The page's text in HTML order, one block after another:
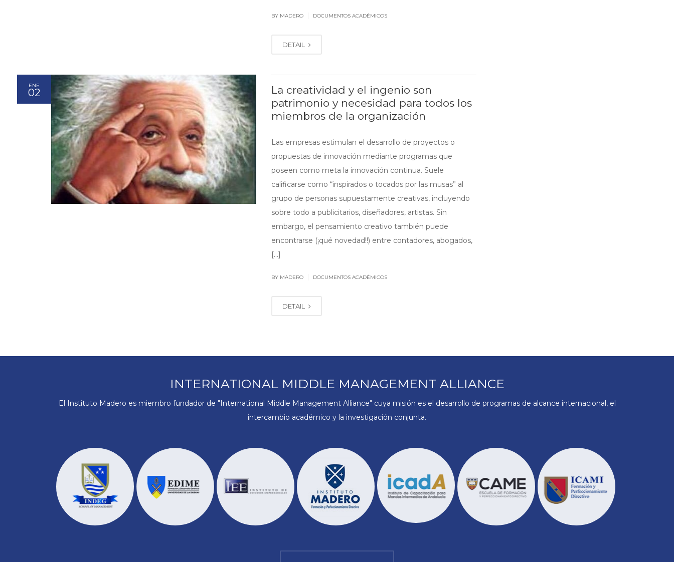
BY MADERO DOCUMENTOS ACADÉMICOS
DETAIL
ENE
02
La creatividad y el ingenio son
patrimonio y necesidad para todos los
miembros de la organización
Las empresas estimulan el desarrollo de proyectos o
propuestas de innovación mediante programas que
poseen como meta la innovación continua. Suele
calificarse como “inspirados o tocados por las musas” al
grupo de personas supuestamente creativas, incluyendo
sobre todo a publicitarios, diseñadores, artistas. Sin
embargo, el pensamiento creativo también puede
encontrarse (¡qué novedad!!) entre contadores, abogados,
[…]
BY MADERO DOCUMENTOS ACADÉMICOS
DETAIL
INTERNATIONAL MIDDLE MANAGEMENT ALLIANCE
El Instituto Madero es miembro fundador de "International Middle Management Alliance" cuya misión es el desarrollo de programas de alcance internacional, el
intercambio académico y la investigación conjunta.